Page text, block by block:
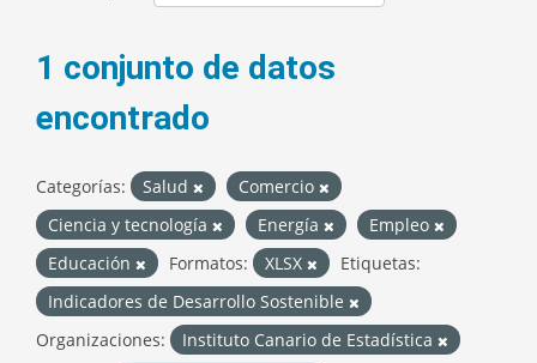
1 conjunto de datos
encontrado
Categorías: Salud
Comercio
Ciencia y tecnología
Energía
Empleo
Educación
Formatos: XLSX
Etiquetas:
Indicadores de Desarrollo Sostenible
Organizaciones:
Instituto Canario de Estadística